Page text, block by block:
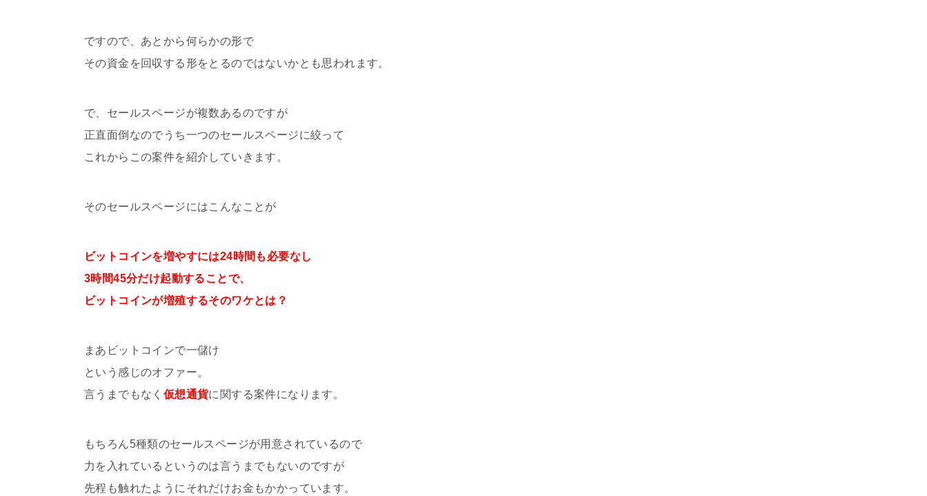
ですので、あとから何らかの形で
その資金を回収する形をとるのではないかとも思われます。
で、セールスページが複数あるのですが
正直面倒なのでうち一つのセールスページに絞って
これからこの案件を紹介していきます。
そのセールスページにはこんなことが
ビットコインを増やすには24時間も必要なし
3時間45分だけ起動することで、
ビットコインが増殖するそのワケとは？
まあビットコインで一儲け
という感じのオファー。
言うまでもなく 仮想通貨に関する案件になります。
もちろん5種類のセールスページが用意されているので
力を入れているというのは言うまでもないのですが
先程も触れたようにそれだけお金もかかっています。